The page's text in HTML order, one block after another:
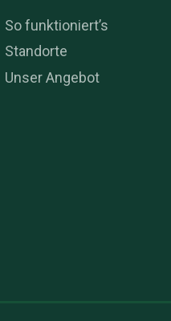
So funktioniert’s
Standorte
Unser Angebot